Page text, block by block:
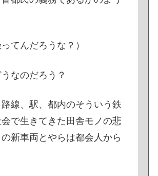
てんだろうな？）
なのだろう？
線、駅、都内のそういう鉄
で生きてきた田舎モノの悲
新車両とやらは都会人から